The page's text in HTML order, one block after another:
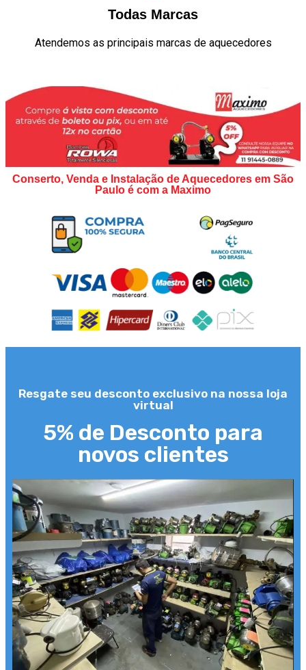
Todas Marcas
Atendemos as principais marcas de aquecedores
Conserto, Venda e Instalação de Aquecedores em São
Paulo é com a Maximo
Resgate seu desconto exclusivo na nossa loja
virtual
5% de Desconto para
novos clientes